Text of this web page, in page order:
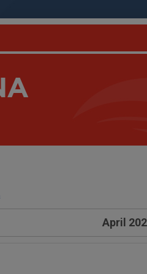
April